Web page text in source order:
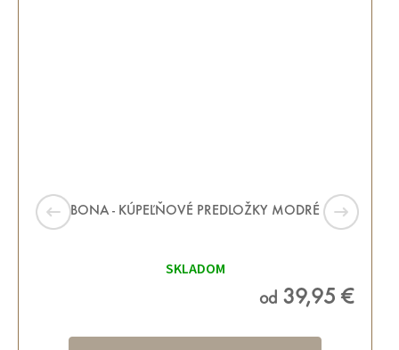
BONA - KÚPEĽŇOVÉ PREDLOŽKY MODRÉ
SKLADOM
od 39,95 €